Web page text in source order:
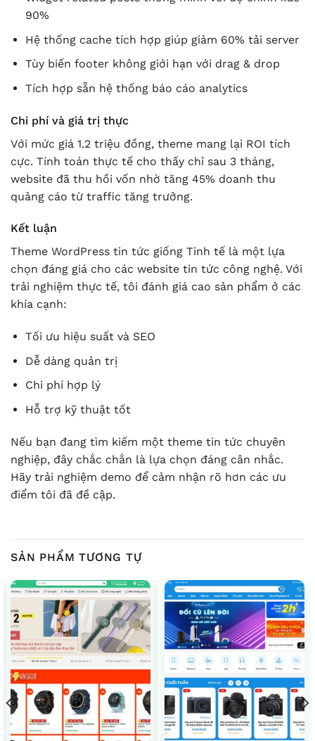
90%
Hệ thống cache tích hợp giúp giảm 60% tải server
Tùy biến footer không giới hạn với drag & drop
Tích hợp sẵn hệ thống báo cáo analytics
Chi phí và giá trị thực
Với mức giá 1.2 triệu đồng, theme mang lại ROI tích
cực. Tính toán thực tế cho thấy chỉ sau 3 tháng,
website đã thu hồi vốn nhờ tăng 45% doanh thu
quảng cáo từ traffic tăng trưởng.
Kết luận
Theme WordPress tin tức giống Tinh tế là một lựa
chọn đáng giá cho các website tin tức công nghệ. Với
trải nghiệm thực tế, tôi đánh giá cao sản phẩm ở các
khía cạnh:
Tối ưu hiệu suất và SEO
Dễ dàng quản trị
Chi phí hợp lý
Hỗ trợ kỹ thuật tốt
Nếu bạn đang tìm kiếm một theme tin tức chuyên
nghiệp, đây chắc chắn là lựa chọn đáng cân nhắc.
Hãy trải nghiệm demo để cảm nhận rõ hơn các ưu
điểm tôi đã đề cập.
SẢN PHẨM TƯƠNG TỰ